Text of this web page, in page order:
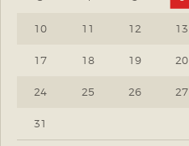
10 11 12 13
17 18 19 20
24 25 26 27
31